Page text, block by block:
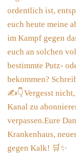
Krankenhaus,
gegen Kalk! 🛒✨